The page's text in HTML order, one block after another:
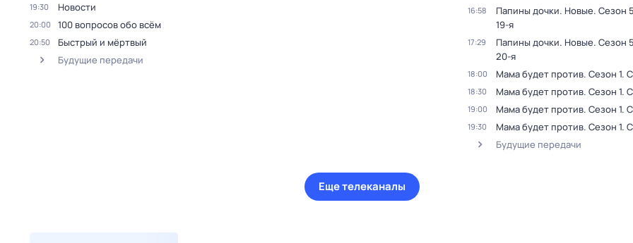
19:30 Новости
20:00 100 вопросов обо всём
20:50
Быстрый и мёртвый
Будущие передачи
16:58 Папины дочки. Новые. Сезон 5
19-я
17:29 Папины дочки. Новые. Сезон 5
20-я
18:00 Мама будет против. Сезон 1.
18:30 Мама будет против. Сезон 1.
19:00 Мама будет против. Сезон 1.
19:30 Мама будет против. Сезон 1.
Будущие передачи
Еще телеканалы